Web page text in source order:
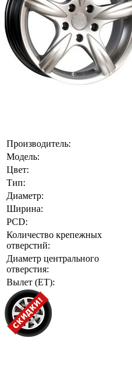
Производитель:
Модель:
Цвет:
Тип:
Диаметр:
Ширина:
PCD:
Количество крепежных
отверстий:
Диаметр центрального
отверстия:
Вылет (ET):